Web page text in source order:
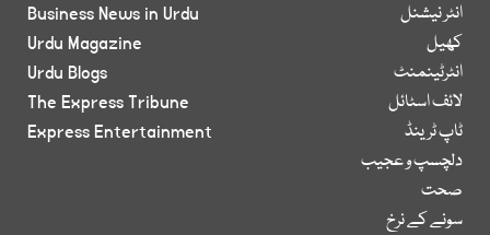
انٹر نیشنل
کھیل
انٹرٹینمنٹ
لائف اسٹائل
ٹاپ ٹرینڈ
دلچسپ و عجیب
صحت
سونے کے نرخ
Business News in Urdu
Urdu Magazine
Urdu Blogs
The Express Tribune
Express Entertainment